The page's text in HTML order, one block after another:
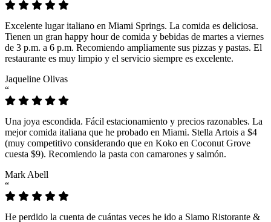
Excelente lugar italiano en Miami Springs. La comida es deliciosa.
Tienen un gran happy hour de comida y bebidas de martes a viernes
de 3 p.m. a 6 p.m. Recomiendo ampliamente sus pizzas y pastas. El
restaurante es muy limpio y el servicio siempre es excelente.
Jaqueline Olivas
“
Una joya escondida. Fácil estacionamiento y precios razonables. La
mejor comida italiana que he probado en Miami. Stella Artois a $4
(muy competitivo considerando que en Koko en Coconut Grove
cuesta $9). Recomiendo la pasta con camarones y salmón.
Mark Abell
“
He perdido la cuenta de cuántas veces he ido a Siamo Ristorante &